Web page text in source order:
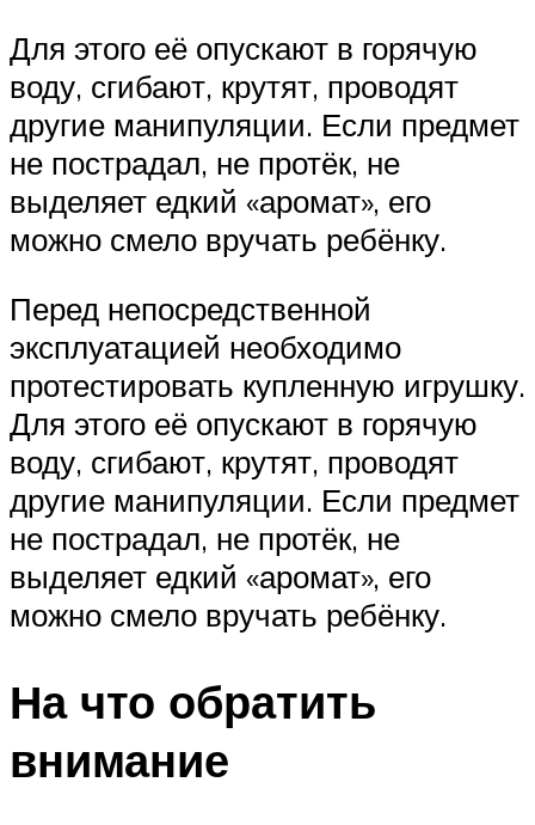
Для этого её опускают в горячую
воду, сгибают, крутят, проводят
другие манипуляции. Если предмет
не пострадал, не протёк, не
выделяет едкий «аромат», его
можно смело вручать ребёнку.
Перед непосредственной
эксплуатацией необходимо
протестировать купленную игрушку.
Для этого её опускают в горячую
воду, сгибают, крутят, проводят
другие манипуляции. Если предмет
не пострадал, не протёк, не
выделяет едкий «аромат», его
можно смело вручать ребёнку.
На что обратить
внимание